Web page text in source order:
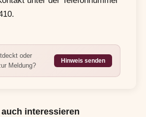
oder
Meldung?
Hinweis senden
interessieren